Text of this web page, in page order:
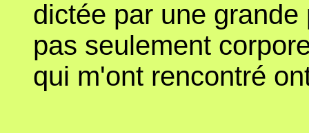
dictée par une
pas seulement
qui m'ont rencontré